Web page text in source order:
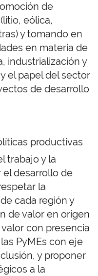
de
eólica,
y tomando en
en materia de
industrialización y
el papel del sector
de desarrollo
productivas
trabajo y la
desarrollo de
la
cada región y
de valor en origen
con presencia
PyMEs con eje
y proponer
a la